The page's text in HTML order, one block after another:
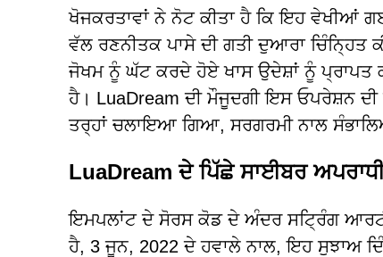
ਖੋਜਕਰਤਾਵਾਂ ਨੇ ਨੋਟ ਕੀਤਾ ਹੈ ਕਿ ਇਹ ਵੇਖੀਆਂ
ਵੱਲ ਰਣਨੀਤਕ ਪਾਸੇ ਦੀ ਗਤੀ ਦੁਆਰਾ
ਜੋਖਮ ਨੂੰ ਘੱਟ ਕਰਦੇ ਹੋਏ ਖਾਸ ਉਦੇਸ਼ਾਂ ਨੂੰ ਪ੍ਰਾਪਤ
ਹੈ। LuaDream ਦੀ ਮੌਜੂਦਗੀ ਇਸ ਓਪਰੇਸ਼ਨ
ਤਰ੍ਹਾਂ ਚਲਾਇਆ ਗਿਆ, ਸਰਗਰਮੀ ਨਾਲ
LuaDream ਦੇ ਪਿੱਛੇ ਸਾਈਬਰ
ਇਮਪਲਾਂਟ ਦੇ ਸੋਰਸ ਕੋਡ ਦੇ ਅੰਦਰ ਸਟ੍ਰਿੰਗ
ਹੈ, 3 ਜੂਨ, 2022 ਦੇ ਹਵਾਲੇ ਨਾਲ, ਇਹ ਸੁਝਾਅ